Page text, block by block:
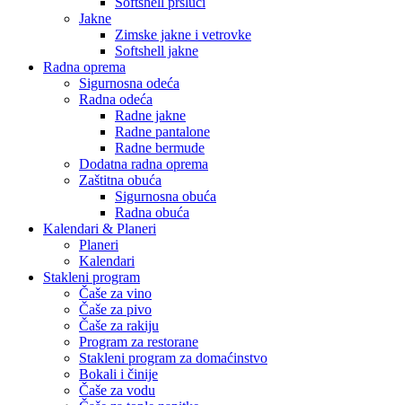
Jakne
Zimske jakne i vetrovke
Softshell jakne
Radna oprema
Sigurnosna odeća
Radna odeća
Radne jakne
Radne pantalone
Radne bermude
Dodatna radna oprema
Zaštitna obuća
Sigurnosna obuća
Radna obuća
Kalendari & Planeri
Planeri
Kalendari
Stakleni program
Čaše za vino
Čaše za pivo
Čaše za rakiju
Program za restorane
Stakleni program za domaćinstvo
Bokali i činije
Čaše za vodu